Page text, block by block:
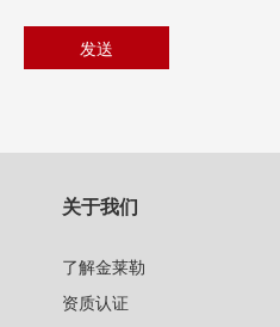
关于我们
了解金莱勒
资质认证